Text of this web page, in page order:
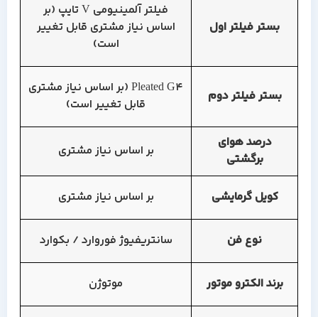
بستر فیلتر اول
فیلتر آلمینیومی V تایپ (بر
اساس نیاز مشتری قابل تغییر
است)
بستر فیلتر دوم
Pleated G4 (بر اساس نیاز مشتری
قابل تغییر است)
درصد هوای
برگشتی
بر اساس نیاز مشتری
کویل گرمایشی بر اساس نیاز مشتری
نوع فن سانتریفیوژ فوروارد / بکوارد
برند الکترو موتور موتوژن